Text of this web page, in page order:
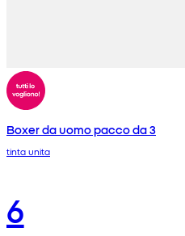
Boxer da uomo pacco da 3
tinta unita
6